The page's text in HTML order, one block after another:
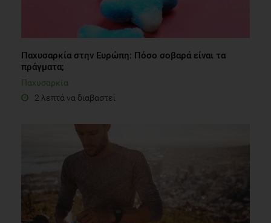
Παχυσαρκία στην Ευρώπη: Πόσο σοβαρά είναι τα
πράγματα;
Παχυσαρκία
2 λεπτά να διαβαστεί